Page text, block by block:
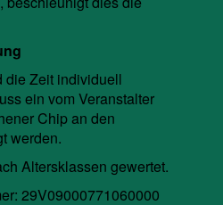
die Zeit individuell
ein vom Veranstalter
Chip an den
werden.
Altersklassen gewertet.
29V09000771060000